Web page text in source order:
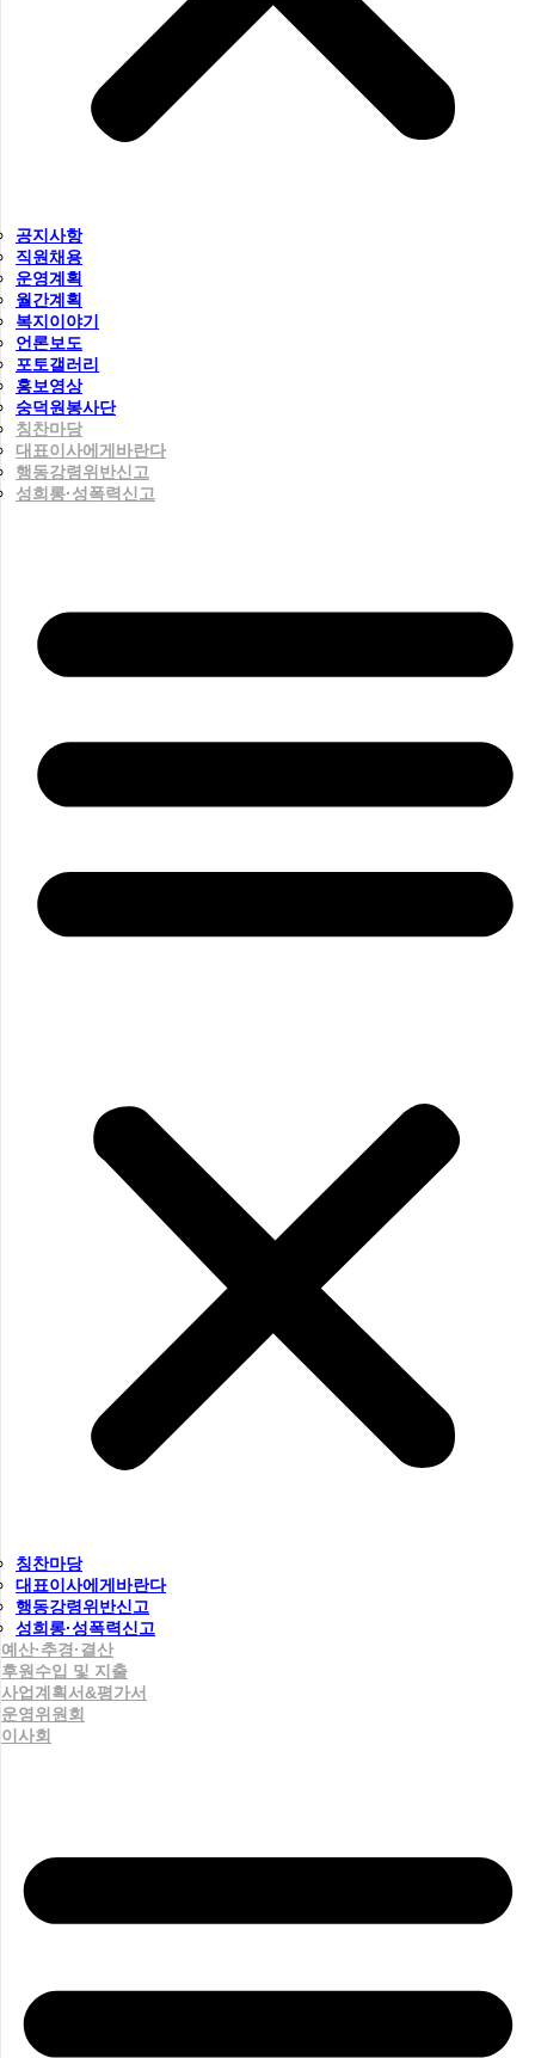
공지사항
직원채용
운영계획
월간계획
복지이야기
언론보도
포토갤러리
홍보영상
숭덕원봉사단
칭찬마당
대표이사에게바란다
행동강령위반신고
성희롱·성폭력신고
칭찬마당
대표이사에게바란다
행동강령위반신고
성희롱·성폭력신고
예산·추경·결산
후원수입 및 지출
사업계획서&평가서
운영위원회
이사회